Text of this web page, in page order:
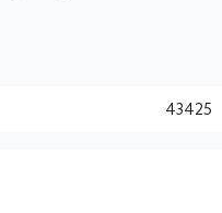
43425